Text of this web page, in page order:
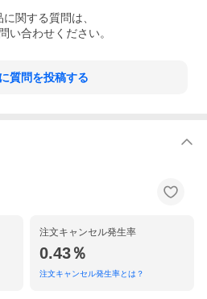
に関する質問は、
い合わせください。
質問を投稿する
注文キャンセル発生率
0.43％
注文キャンセル発生率とは？